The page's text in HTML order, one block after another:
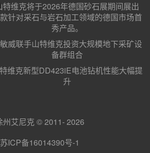
特维克将于2026年德国砂石展期间展出
针对采石与岩石加工领域的德国市场首
秀产品。
威联手山特维克投资大规模地下采矿设
备群组合
维克新型DD423iE电池钻机性能大幅提
升
州艾尼克 © 2011- 2026
苏ICP备16014390号-1